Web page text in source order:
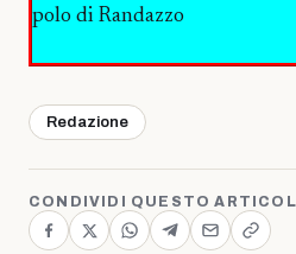
polo di Randazzo
Redazione
CONDIVIDI QUESTO